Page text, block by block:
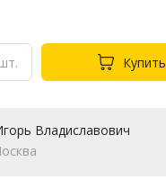
шт. Купить
Владиславович